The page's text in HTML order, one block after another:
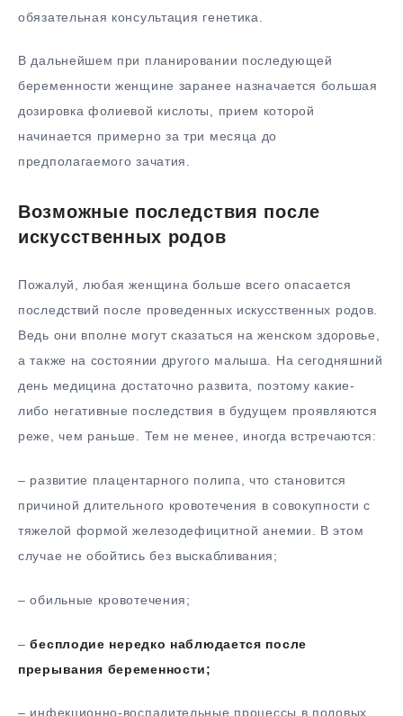
обязательная консультация генетика.
В дальнейшем при планировании последующей
беременности женщине заранее назначается большая
дозировка фолиевой кислоты, прием которой
начинается примерно за три месяца до
предполагаемого зачатия.
Возможные последствия после
искусственных родов
Пожалуй, любая женщина больше всего опасается
последствий после проведенных искусственных родов.
Ведь они вполне могут сказаться на женском здоровье,
а также на состоянии другого малыша. На сегодняшний
день медицина достаточно развита, поэтому какие-
либо негативные последствия в будущем проявляются
реже, чем раньше. Тем не менее, иногда встречаются:
– развитие плацентарного полипа, что становится
причиной длительного кровотечения в совокупности с
тяжелой формой железодефицитной анемии. В этом
случае не обойтись без выскабливания;
– обильные кровотечения;
–бесплодие нередко наблюдается после
прерывания беременности;
– инфекционно-воспалительные процессы в половых